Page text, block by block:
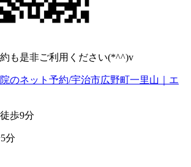
も是非ご利用ください(*^^)v
のネット予約/宇治市広野町一里山｜エ
歩9分
分